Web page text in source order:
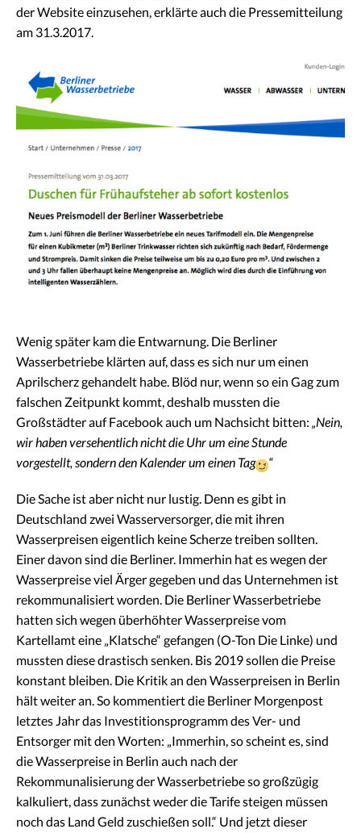
der Website einzusehen, erklärte auch die Pressemitteilung
am 31.3.2017.
Wenig später kam die Entwarnung. Die Berliner
Wasserbetriebe klärten auf, dass es sich nur um einen
Aprilscherz gehandelt habe. Blöd nur, wenn so ein Gag zum
falschen Zeitpunkt kommt, deshalb mussten die
Großstädter auf Facebook auch um Nachsicht bitten: „Nein,
wir haben versehentlich nicht die Uhr um eine Stunde
vorgestellt, sondern den Kalender um einen Tag
“
Die Sache ist aber nicht nur lustig. Denn es gibt in
Deutschland zwei Wasserversorger, die mit ihren
Wasserpreisen eigentlich keine Scherze treiben sollten.
Einer davon sind die Berliner. Immerhin hat es wegen der
Wasserpreise viel Ärger gegeben und das Unternehmen ist
rekommunalisiert worden. Die Berliner Wasserbetriebe
hatten sich wegen überhöhter Wasserpreise vom
Kartellamt eine „Klatsche“ gefangen (O-Ton Die Linke) und
mussten diese drastisch senken. Bis 2019 sollen die Preise
konstant bleiben. Die Kritik an den Wasserpreisen in Berlin
hält weiter an. So kommentiert die Berliner Morgenpost
letztes Jahr das Investitionsprogramm des Ver- und
Entsorger mit den Worten: „Immerhin, so scheint es, sind
die Wasserpreise in Berlin auch nach der
Rekommunalisierung der Wasserbetriebe so großzügig
kalkuliert, dass zunächst weder die Tarife steigen müssen
noch das Land Geld zuschießen soll.“ Und jetzt dieser